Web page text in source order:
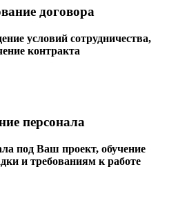
договора
условий сотрудничества,
контракта
персонала
под Ваш проект, обучение
и требованиям к работе